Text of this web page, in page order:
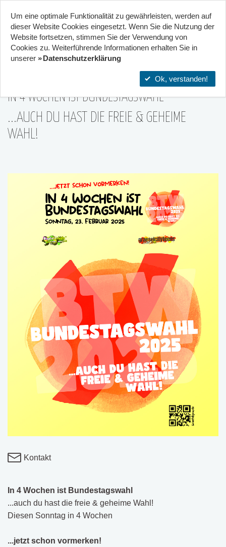
Start Projekte Orte
IN 4 WOCHEN IST BUNDESTAGSWAHL
...AUCH DU HAST DIE FREIE & GEHEIME
WAHL!
25 Kooperation von 2 Zentren
Kontakt
In 4 Wochen ist Bundestagswahl
...auch du hast die freie & geheime Wahl!
Diesen Sonntag in 4 Wochen
...jetzt schon vormerken!
Um eine optimale Funktionalität zu gewährleisten, werden auf
dieser Website Cookies eingesetzt. Wenn Sie die Nutzung der
Website fort­setzen, stimmen Sie der Verwendung von
Cookies zu. Weiterführende Informationen erhalten Sie in
unserer
Datenschutzerklärung
Ok, verstanden!